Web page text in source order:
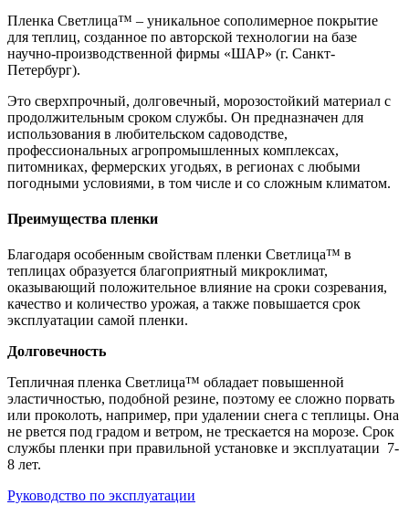
Пленка Светлица™ – уникальное сополимерное покрытие
для теплиц, созданное по авторской технологии на базе
научно-производственной фирмы «ШАР» (г. Санкт-
Петербург).
Это сверхпрочный, долговечный, морозостойкий материал с
продолжительным сроком службы. Он предназначен для
использования в любительском садоводстве,
профессиональных агропромышленных комплексах,
питомниках, фермерских угодьях, в регионах с любыми
погодными условиями, в том числе и со сложным климатом.
Преимущества пленки
Благодаря особенным свойствам пленки Светлица™ в
теплицах образуется благоприятный микроклимат,
оказывающий положительное влияние на сроки созревания,
качество и количество урожая, а также повышается срок
эксплуатации самой пленки.
Долговечность
Тепличная пленка Светлица™ обладает повышенной
эластичностью, подобной резине, поэтому ее сложно порвать
или проколоть, например, при удалении снега с теплицы. Она
не рвется под градом и ветром, не трескается на морозе. Срок
службы пленки при правильной установке и эксплуатации 7-
8 лет.
Руководство по эксплуатации